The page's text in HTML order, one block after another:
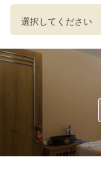
選択してください